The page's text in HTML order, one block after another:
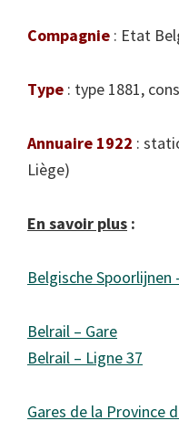
Compagnie : Etat
Type : type 1881,
Annuaire 1922 :
Liège)
En savoir plus :
Belgische Spoorlijnen
Belrail – Gare
Belrail – Ligne 37
Gares de la Province